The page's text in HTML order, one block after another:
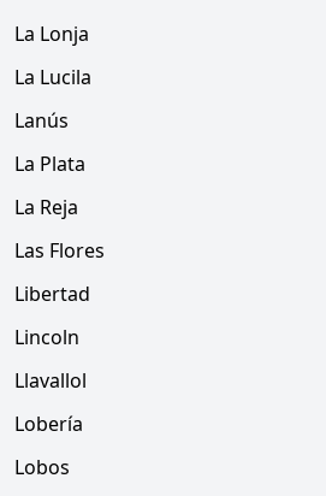
La Lonja
La Lucila
Lanús
La Plata
La Reja
Las Flores
Libertad
Lincoln
Llavallol
Lobería
Lobos